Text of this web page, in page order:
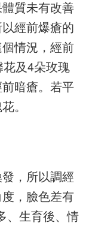
質未有改善
經前爆瘡的
情況，經前
及4朵玫瑰
暗瘡。若平
。
，所以調經
，臉色差有
、生育後、情